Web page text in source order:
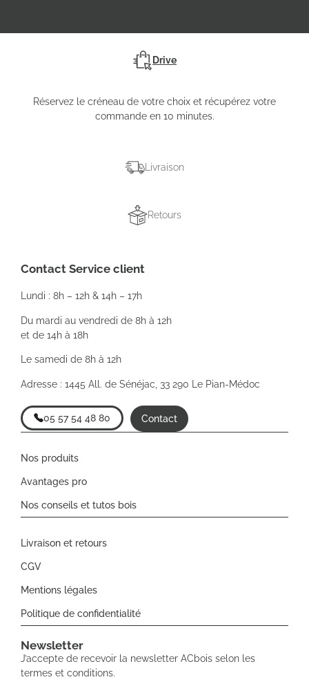
Drive
Livraison
Retours
Réservez le créneau de votre choix et récupérez votre
commande en 10 minutes.
Contact Service client
Lundi : 8h – 12h & 14h – 17h
Du mardi au vendredi de 8h à 12h
et de 14h à 18h
Le samedi de 8h à 12h
Adresse : 1445 All. de Sénéjac, 33 290 Le Pian-Médoc
05 57 54 48 80 Contact
Nos produits
Avantages pro
Nos conseils et tutos bois
Livraison et retours
CGV
Mentions légales
Politique de confidentialité
Newsletter​
J’accepte de recevoir la newsletter ACbois selon les
termes et conditions.